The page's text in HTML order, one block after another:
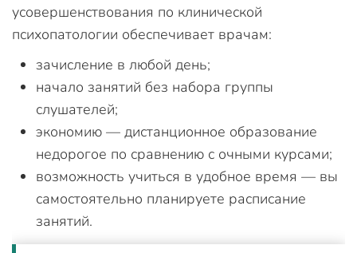
усовершенствования по клинической
психопатологии обеспечивает врачам:
зачисление в любой день;
начало занятий без набора группы
слушателей;
экономию — дистанционное образование
недорогое по сравнению с очными курсами;
возможность учиться в удобное время — вы
самостоятельно планируете расписание
занятий.